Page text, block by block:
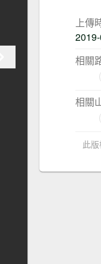
上傳
相關
相關
此